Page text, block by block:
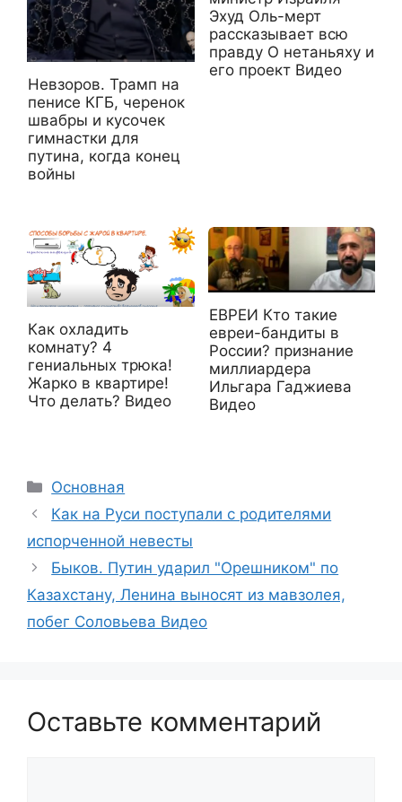
Невзоров. Трамп на
пенисе КГБ, черенок
швабры и кусочек
гимнастки для
путина, когда конец
войны
Эхуд Оль-мерт
рассказывает всю
правду О нетаньяху и
его проект Видео
Как охладить
комнату? 4
гениальных трюка!
Жарко в квартире!
Что делать? Видео
ЕВРЕИ Кто такие
евреи-бандиты в
России? признание
миллиардера
Ильгара Гаджиева
Видео
Рубрики
Основная
Как на Руси поступали с родителями
испорченной невесты
Быков. Путин ударил "Орешником" по
Казахстану, Ленина выносят из мавзолея,
побег Соловьева Видео
Оставьте комментарий